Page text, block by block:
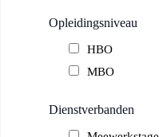
Opleidingsniveau
HBO
MBO
Dienstverbanden